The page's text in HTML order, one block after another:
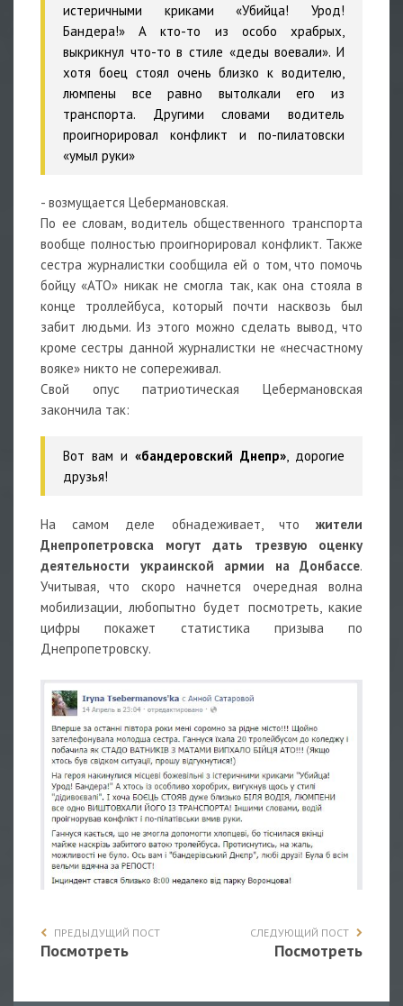
истеричными криками «Убийца! Урод!
Бандера!» А кто-то из особо храбрых,
выкрикнул что-то в стиле «деды воевали». И
хотя боец стоял очень близко к водителю,
люмпены все равно вытолкали его из
транспорта. Другими словами водитель
проигнорировал конфликт и по-пилатовски
«умыл руки»
- возмущается Цебермановская.
По ее словам, водитель общественного транспорта
вообще полностью проигнорировал конфликт. Также
сестра журналистки сообщила ей о том, что помочь
бойцу «АТО» никак не смогла так, как она стояла в
конце троллейбуса, который почти насквозь был
забит людьми. Из этого можно сделать вывод, что
кроме сестры данной журналистки не «несчастному
вояке» никто не сопереживал.
Свой опус патриотическая Цебермановская
закончила так:
Вот вам и «бандеровский Днепр», дорогие
друзья!
На самом деле обнадеживает, что жители
Днепропетровска могут дать трезвую оценку
деятельности украинской армии на Донбассе.
Учитывая, что скоро начнется очередная волна
мобилизации, любопытно будет посмотреть, какие
цифры покажет статистика призыва по
Днепропетровску.
ПРЕДЫДУЩИЙ ПОСТ
Посмотреть
СЛЕДУЮЩИЙ ПОСТ
Посмотреть